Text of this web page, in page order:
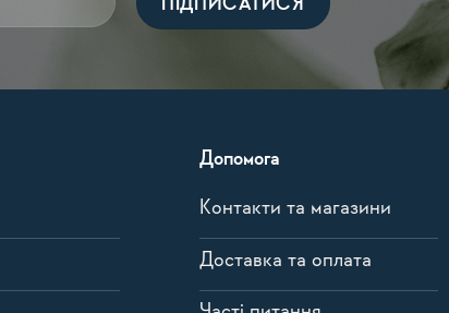
Допомога
Контакти та магазини
Доставка та оплата